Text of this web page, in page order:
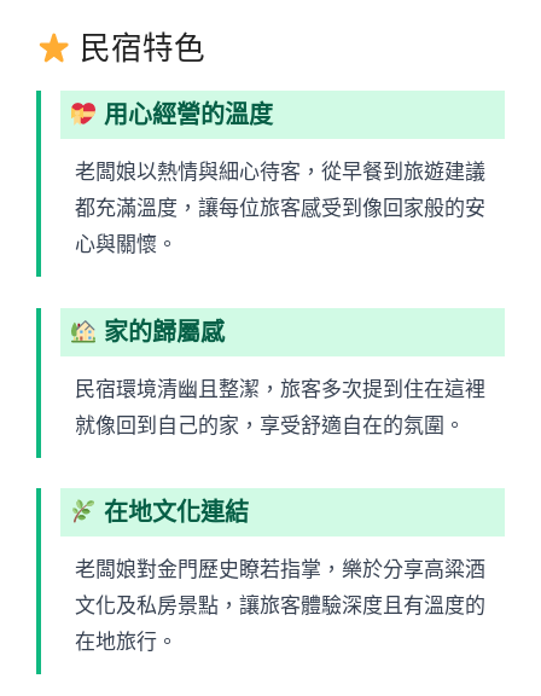
民宿特色
用心經營的溫度
老闆娘以熱情與細心待客，從早餐到旅遊建議
都充滿溫度，讓每位旅客感受到像回家般的安
心與關懷。
家的歸屬感
民宿環境清幽且整潔，旅客多次提到住在這裡
就像回到自己的家，享受舒適自在的氛圍。
在地文化連結
老闆娘對金門歷史瞭若指掌，樂於分享高粱酒
文化及私房景點，讓旅客體驗深度且有溫度的
在地旅行。